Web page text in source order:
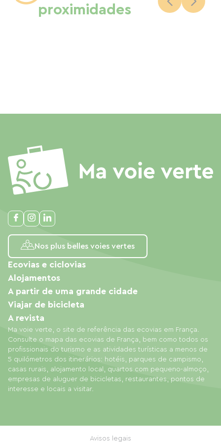
proximidades
Nos plus belles voies vertes
Ma voie verte, o site de referência das ecovias em França.
Consulte o mapa das ecovias de França, bem como todos os
profissionais do turismo e as atividades turísticas a menos de
5 quilómetros dos itinerários: hotéis, parques de campismo,
casas rurais, alojamento local, quartos com pequeno-almoço,
empresas de aluguer de bicicletas, restaurantes, pontos de
interesse e locais a visitar.
Ecovias e ciclovias
Alojamentos
A partir de uma grande cidade
Viajar de bicicleta
A revista
Avisos legais